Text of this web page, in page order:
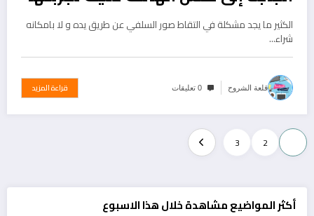
الكثير ما يجد مشكلة في التقاط صور السلفي عن طريق يده و لا بامكانه
شراء…
قلعة الشروح 0 تعليقات قراءة المزيد
تعدد
صفحات
المقالات
2
3
أكثر المواضيع مشاهدة خلال هذا الاسبوع